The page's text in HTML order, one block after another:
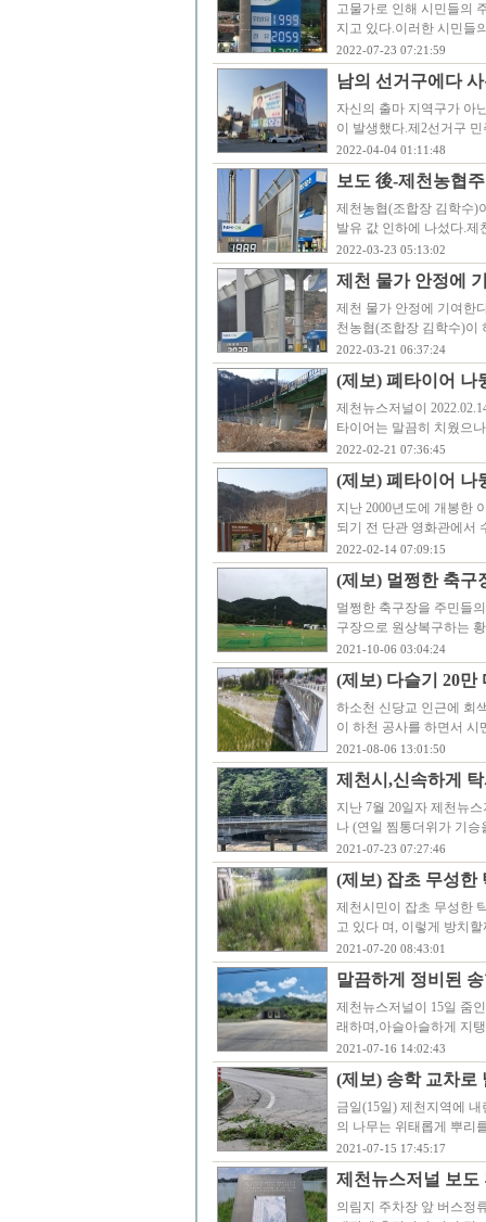
고물가로 인해 시민들의
지고 있다.이러한 시민들
2022-07-23 07:21:59
남의 선거구에다
자신의 출마 지역구가 아
이 발생했다.제2선거구
2022-04-04 01:11:48
보도 後-제천농협
제천농협(조합장 김학수)
발유 값 인하에 나섰다.
2022-03-23 05:13:02
제천 물가 안정에
제천 물가 안정에 기여한
천농협(조합장 김학수)
2022-03-21 06:37:24
(제보) 폐타이어
제천뉴스저널이
타이어는 말끔히 치웠으
2022-02-21 07:36:45
(제보) 폐타이어 나
지난 2000년도에 개봉한
되기 전 단관 영화관에서
2022-02-14 07:09:15
(제보) 멀쩡한 축
멀쩡한 축구장을 주민들
구장으로 원상복구하는
2021-10-06 03:04:24
(제보) 다슬기 20
하소천 신당교 인근에 회
이 하천 공사를 하면서
2021-08-06 13:01:50
제천시,신속하게
지난 7월 20일자 제천뉴
나 (연일 찜통더위가 기
2021-07-23 07:27:46
(제보) 잡초 무성한
제천시민이 잡초 무성한
고 있다 며, 이렇게 방치
2021-07-20 08:43:01
말끔하게 정비된
제천뉴스저널이 15일 줌
래하며,아슬아슬하게 지
2021-07-16 14:02:43
(제보) 송학 교차
금일(15일) 제천지역에
의 나무는 위태롭게 뿌리
2021-07-15 17:45:17
제천뉴스저널 보
의림지 주차장 앞 버스정